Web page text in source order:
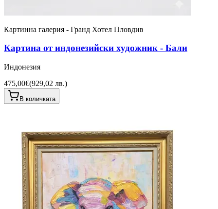
Картинна галерия - Гранд Хотел Пловдив
Картина от индонезийски художник - Бали
Индонезия
475,00€(929,02 лв.)
В количката